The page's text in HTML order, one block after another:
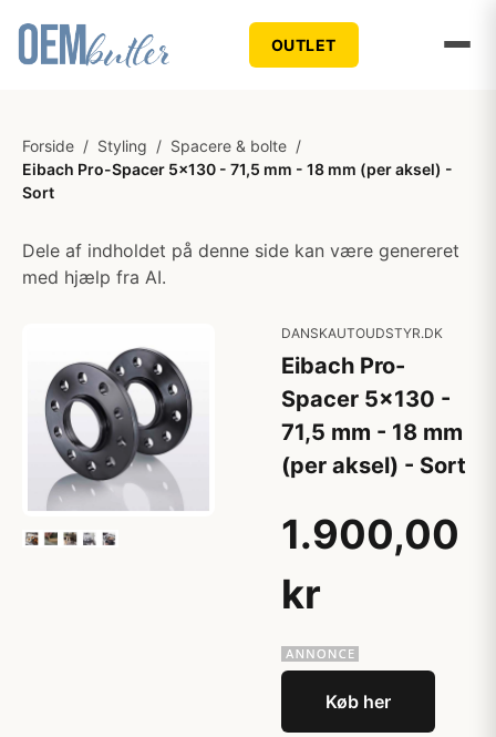
OUTLET
Forside / Styling / Spacere & bolte /
Eibach Pro-Spacer 5x130 - 71,5 mm - 18 mm (per aksel) -
Sort
Dele af indholdet på denne side kan være genereret
med hjælp fra AI.
DANSKAUTOUDSTYR.DK
Eibach Pro-
Spacer 5x130 -
71,5 mm - 18 mm
(per aksel) - Sort
1.900,00
kr
Køb her